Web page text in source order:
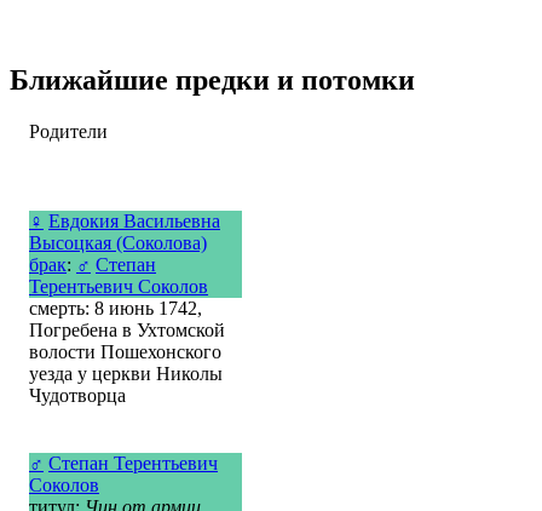
Ближайшие предки и потомки
Родители
♀ Евдокия Васильевна
Высоцкая (Соколова)
брак: ♂ Степан
Терентьевич Соколов
смерть: 8 июнь 1742,
Погребена в Ухтомской
волости Пошехонского
уезда у церкви Николы
Чудотворца
♂ Степан Терентьевич
Соколов